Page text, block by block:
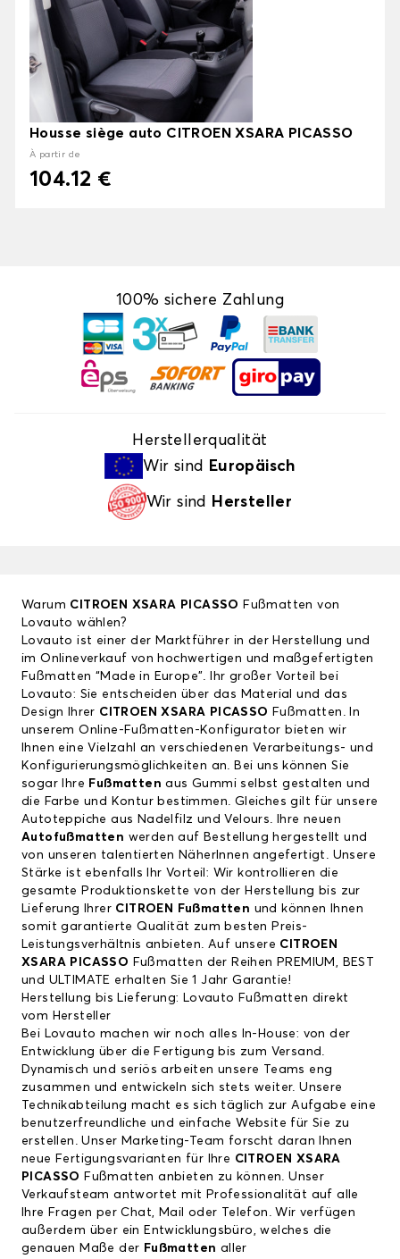
Housse siège auto CITROEN XSARA PICASSO
À partir de
104.12 €
100% sichere Zahlung
Herstellerqualität
Wir sind
Europäisch
Wir sind Hersteller
Warum CITROEN XSARA PICASSO Fußmatten von
Lovauto wählen?
Lovauto ist einer der Marktführer in der Herstellung und
im Onlineverkauf von hochwertigen und maßgefertigten
Fußmatten “Made in Europe”. Ihr großer Vorteil bei
Lovauto: Sie entscheiden über das Material und das
Design Ihrer CITROEN XSARA PICASSO Fußmatten. In
unserem Online-Fußmatten-Konfigurator bieten wir
Ihnen eine Vielzahl an verschiedenen Verarbeitungs- und
Konfigurierungsmöglichkeiten an. Bei uns können Sie
sogar Ihre Fußmatten aus Gummi selbst gestalten und
die Farbe und Kontur bestimmen. Gleiches gilt für unsere
Autoteppiche aus Nadelfilz und Velours. Ihre neuen
Autofußmatten werden auf Bestellung hergestellt und
von unseren talentierten NäherInnen angefertigt. Unsere
Stärke ist ebenfalls Ihr Vorteil: Wir kontrollieren die
gesamte Produktionskette von der Herstellung bis zur
Lieferung Ihrer CITROEN Fußmatten und können Ihnen
somit garantierte Qualität zum besten Preis-
Leistungsverhältnis anbieten. Auf unsere CITROEN
XSARA PICASSO Fußmatten der Reihen PREMIUM, BEST
und ULTIMATE erhalten Sie 1 Jahr Garantie!
Herstellung bis Lieferung: Lovauto Fußmatten direkt
vom Hersteller
Bei Lovauto machen wir noch alles In-House: von der
Entwicklung über die Fertigung bis zum Versand.
Dynamisch und seriös arbeiten unsere Teams eng
zusammen und entwickeln sich stets weiter. Unsere
Technikabteilung macht es sich täglich zur Aufgabe eine
benutzerfreundliche und einfache Website für Sie zu
erstellen. Unser Marketing-Team forscht daran Ihnen
neue Fertigungsvarianten für Ihre CITROEN XSARA
PICASSO Fußmatten anbieten zu können. Unser
Verkaufsteam antwortet mit Professionalität auf alle
Ihre Fragen per Chat, Mail oder Telefon. Wir verfügen
außerdem über ein Entwicklungsbüro, welches die
genauen Maße der Fußmatten aller